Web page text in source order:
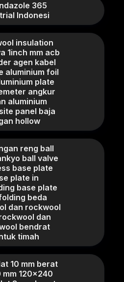
365
Indonesi
insulation
1inch mm acb
agen kabel
aluminium foil
plate
angkur
aluminium
panel baja
hollow
reng ball
ball valve
base plate
plate in
base plate
beda
dan rockwool
dan
bendrat
timah
10 mm berat
mm 120x240